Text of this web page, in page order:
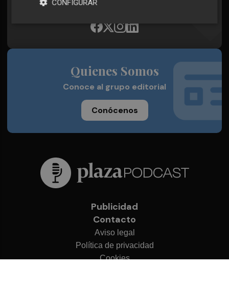
Plaza Podcast, desde cualquier medio
Quienes Somos
Conoce al grupo editorial
Conócenos
Publicidad
Contacto
Aviso legal
Política de privacidad
Cookies
CONFIGURAR